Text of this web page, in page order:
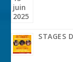
STAGES